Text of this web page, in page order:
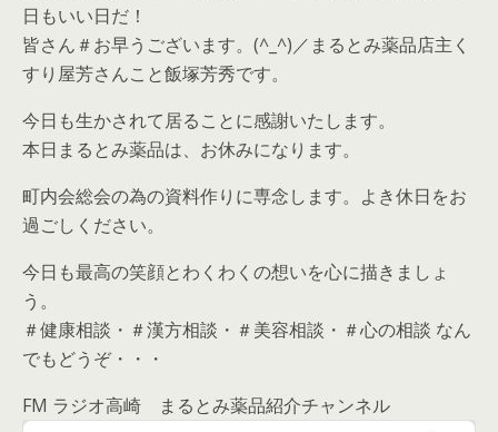
日もいい日だ！
皆さん＃お早うございます。(^_^)／まるとみ薬品店主く
すり屋芳さんこと飯塚芳秀です。
今日も生かされて居ることに感謝いたします。
本日まるとみ薬品は、お休みになります。
町内会総会の為の資料作りに専念します。よき休日をお
過ごしください。
今日も最高の笑顔とわくわくの想いを心に描きましょ
う。
＃健康相談・＃漢方相談・＃美容相談・＃心の相談 なん
でもどうぞ・・・
FM ラジオ高崎 まるとみ薬品紹介チャンネル